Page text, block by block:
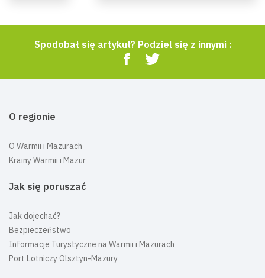
Spodobał się artykuł? Podziel się z innymi :
O regionie
O Warmii i Mazurach
Krainy Warmii i Mazur
Jak się poruszać
Jak dojechać?
Bezpieczeństwo
Informacje Turystyczne na Warmii i Mazurach
Port Lotniczy Olsztyn-Mazury